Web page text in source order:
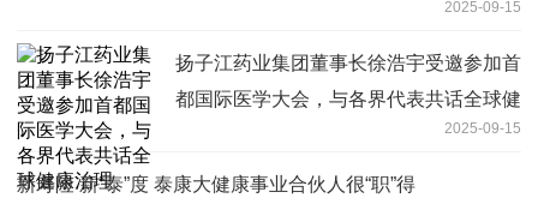
2025-09-15
扬子江药业集团董事长徐浩宇受邀参加首
都国际医学大会，与各界代表共话全球健
2025-09-15
新寿险 新“泰”度 泰康大健康事业合伙人很“职”得